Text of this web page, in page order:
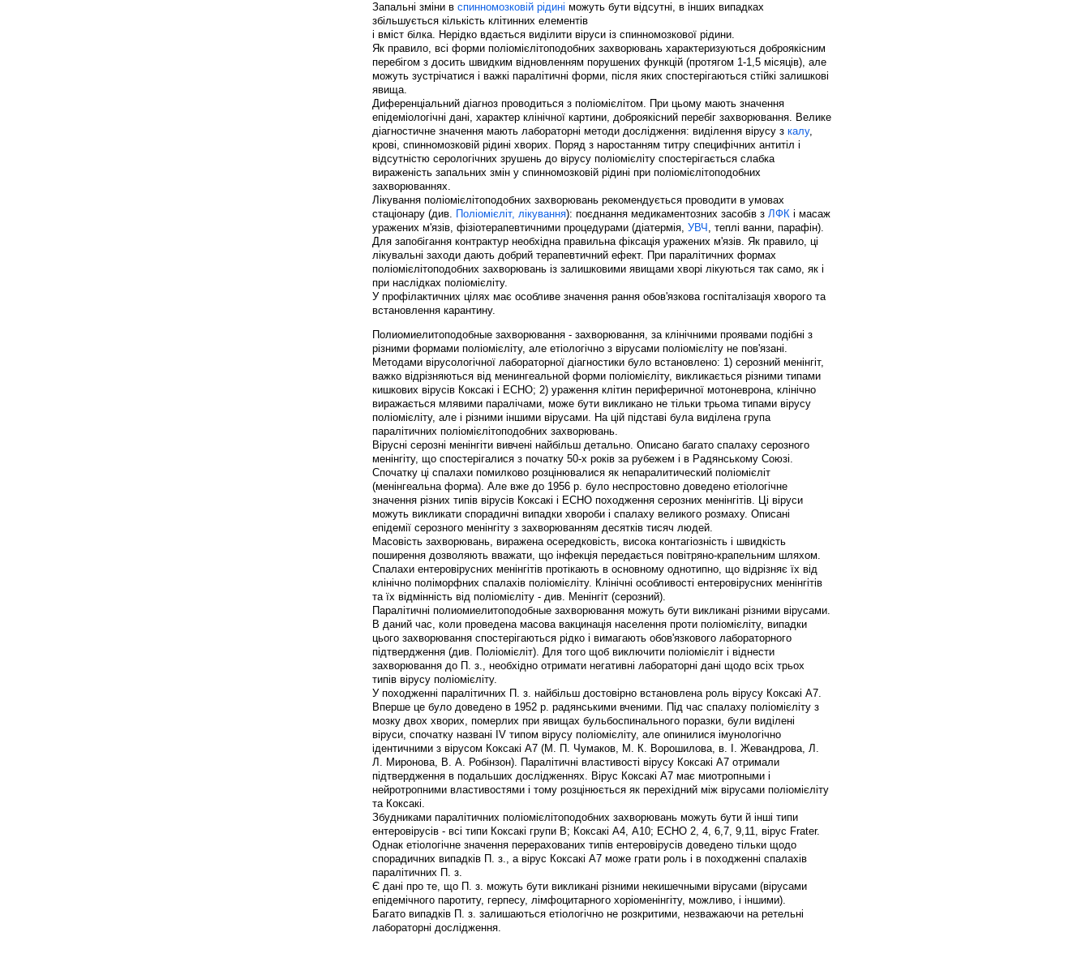
Запальні зміни в спинномозковій рідині можуть бути відсутні, в інших випадках
збільшується кількість клітинних елементів
і вміст білка. Нерідко вдається виділити віруси із спинномозкової рідини.
Як правило, всі форми поліомієлітоподобних захворювань характеризуються доброякісним
перебігом з досить швидким відновленням порушених функцій (протягом 1-1,5 місяців), але
можуть зустрічатися і важкі паралітичні форми, після яких спостерігаються стійкі залишкові
явища.
Диференціальний діагноз проводиться з поліомієлітом. При цьому мають значення
епідеміологічні дані, характер клінічної картини, доброякісний перебіг захворювання. Велике
діагностичне значення мають лабораторні методи дослідження: виділення вірусу з калу,
крові, спинномозковій рідині хворих. Поряд з наростанням титру специфічних антитіл і
відсутністю серологічних зрушень до вірусу поліомієліту спостерігається слабка
вираженість запальних змін у спинномозковій рідині при поліомієлітоподобних
захворюваннях.
Лікування поліомієлітоподобних захворювань рекомендується проводити в умовах
стаціонару (див. Поліомієліт, лікування): поєднання медикаментозних засобів з ЛФК і масаж
уражених м'язів, фізіотерапевтичними процедурами (діатермія, УВЧ , теплі ванни, парафін).
Для запобігання контрактур необхідна правильна фіксація уражених м'язів. Як правило, ці
лікувальні заходи дають добрий терапевтичний ефект. При паралітичних формах
поліомієлітоподобних захворювань із залишковими явищами хворі лікуються так само, як і
при наслідках поліомієліту.
У профілактичних цілях має особливе значення рання обов'язкова госпіталізація хворого та
встановлення карантину.
Полиомиелитоподобные захворювання - захворювання, за клінічними проявами подібні з
різними формами поліомієліту, але етіологічно з вірусами поліомієліту не пов'язані.
Методами вірусологічної лабораторної діагностики було встановлено: 1) серозний менінгіт,
важко відрізняються від менингеальной форми поліомієліту, викликається різними типами
кишкових вірусів Коксакі і ECHO; 2) ураження клітин периферичної мотоневрона, клінічно
виражається млявими паралічами, може бути викликано не тільки трьома типами вірусу
поліомієліту, але і різними іншими вірусами. На цій підставі була виділена група
паралітичних поліомієлітоподобних захворювань.
Вірусні серозні менінгіти вивчені найбільш детально. Описано багато спалаху серозного
менінгіту, що спостерігалися з початку 50-х років за рубежем і в Радянському Союзі.
Спочатку ці спалахи помилково розцінювалися як непаралитический поліомієліт
(менінгеальна форма). Але вже до 1956 р. було неспростовно доведено етіологічне
значення різних типів вірусів Коксакі і ECHO походження серозних менінгітів. Ці віруси
можуть викликати спорадичні випадки хвороби і спалаху великого розмаху. Описані
епідемії серозного менінгіту з захворюванням десятків тисяч людей.
Масовість захворювань, виражена осередковість, висока контагіозність і швидкість
поширення дозволяють вважати, що інфекція передається повітряно-крапельним шляхом.
Спалахи ентеровірусних менінгітів протікають в основному однотипно, що відрізняє їх від
клінічно поліморфних спалахів поліомієліту. Клінічні особливості ентеровірусних менінгітів
та їх відмінність від поліомієліту - див. Менінгіт (серозний).
Паралітичні полиомиелитоподобные захворювання можуть бути викликані різними вірусами.
В даний час, коли проведена масова вакцинація населення проти поліомієліту, випадки
цього захворювання спостерігаються рідко і вимагають обов'язкового лабораторного
підтвердження (див. Поліомієліт). Для того щоб виключити поліомієліт і віднести
захворювання до П. з., необхідно отримати негативні лабораторні дані щодо всіх трьох
типів вірусу поліомієліту.
У походженні паралітичних П. з. найбільш достовірно встановлена роль вірусу Коксакі А7.
Вперше це було доведено в 1952 р. радянськими вченими. Під час спалаху поліомієліту з
мозку двох хворих, померлих при явищах бульбоспинального поразки, були виділені
віруси, спочатку названі IV типом вірусу поліомієліту, але опинилися імунологічно
ідентичними з вірусом Коксакі А7 (М. П. Чумаков, М. К. Ворошилова, в. І. Жевандрова, Л.
Л. Миронова, В. А. Робінзон). Паралітичні властивості вірусу Коксакі А7 отримали
підтвердження в подальших дослідженнях. Вірус Коксакі А7 має миотропными і
нейротропними властивостями і тому розцінюється як перехідний між вірусами поліомієліту
та Коксакі.
Збудниками паралітичних поліомієлітоподобних захворювань можуть бути й інші типи
ентеровірусів - всі типи Коксакі групи В; Коксакі А4, А10; ECHO 2, 4, 6,7, 9,11, вірус Frater.
Однак етіологічне значення перерахованих типів ентеровірусів доведено тільки щодо
спорадичних випадків П. з., а вірус Коксакі А7 може грати роль і в походженні спалахів
паралітичних П. з.
Є дані про те, що П. з. можуть бути викликані різними некишечными вірусами (вірусами
епідемічного паротиту, герпесу, лімфоцитарного хоріоменінгіту, можливо, і іншими).
Багато випадків П. з. залишаються етіологічно не розкритими, незважаючи на ретельні
лабораторні дослідження.